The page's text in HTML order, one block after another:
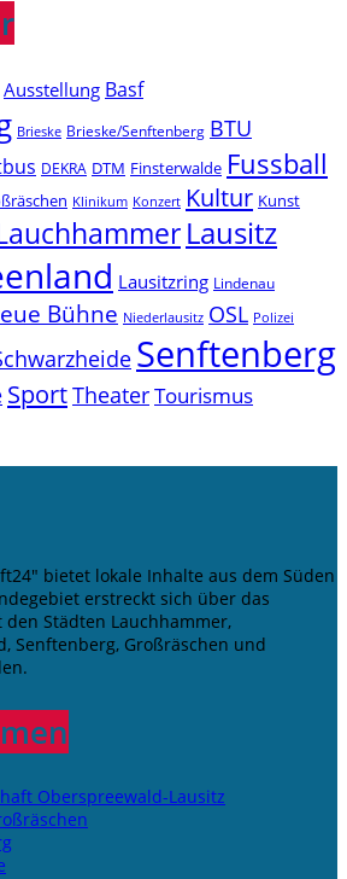
Ausstellung Basf
Brieske Brieske/Senftenberg BTU
DEKRA DTM Finsterwalde Fussball
Klinikum Konzert Kultur Kunst
Lausitz
Lausitzring Lindenau
Bühne Niederlausitz OSL Polizei
Senftenberg
SportTheaterTourismus
bietet lokale Inhalte aus dem Süden
erstreckt sich über das
Städten Lauchhammer,
Senftenberg, Großräschen und
Oberspreewald-Lausitz